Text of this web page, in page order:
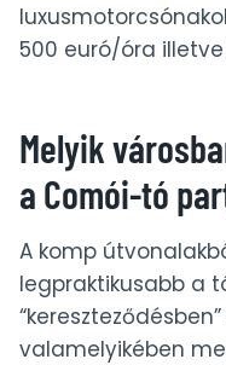
500 euró/óra
Melyik
a Comói-tó
A komp
legpraktikusabb a
valamelyikében